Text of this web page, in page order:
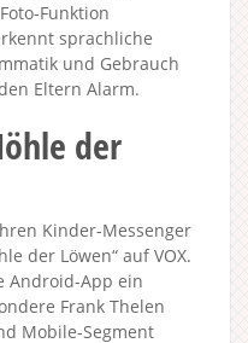
Funktion
sprachliche
und Gebrauch
Eltern Alarm.
der
Kinder-Messenger
der Löwen“ auf VOX.
Android-App ein
Frank Thelen
Mobile-Segment